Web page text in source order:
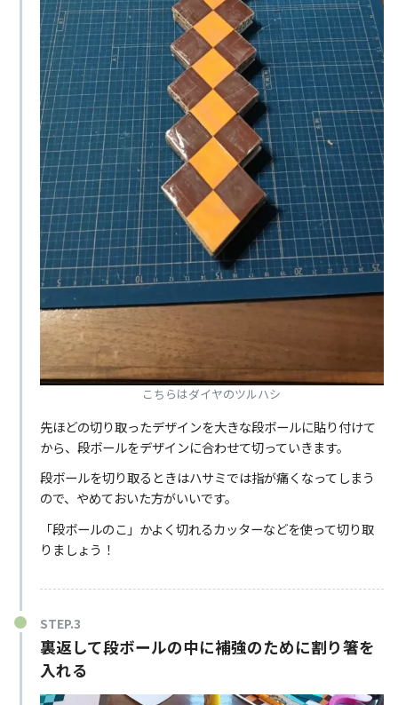
こちらはダイヤのツルハシ
先ほどの切り取ったデザインを大きな段ボールに貼り付けて
から、段ボールをデザインに合わせて切っていきます。
段ボールを切り取るときはハサミでは指が痛くなってしまう
ので、やめておいた方がいいです。
「段ボールのこ」かよく切れるカッターなどを使って切り取
りましょう！
裏返して段ボールの中に補強のために割り箸を
入れる